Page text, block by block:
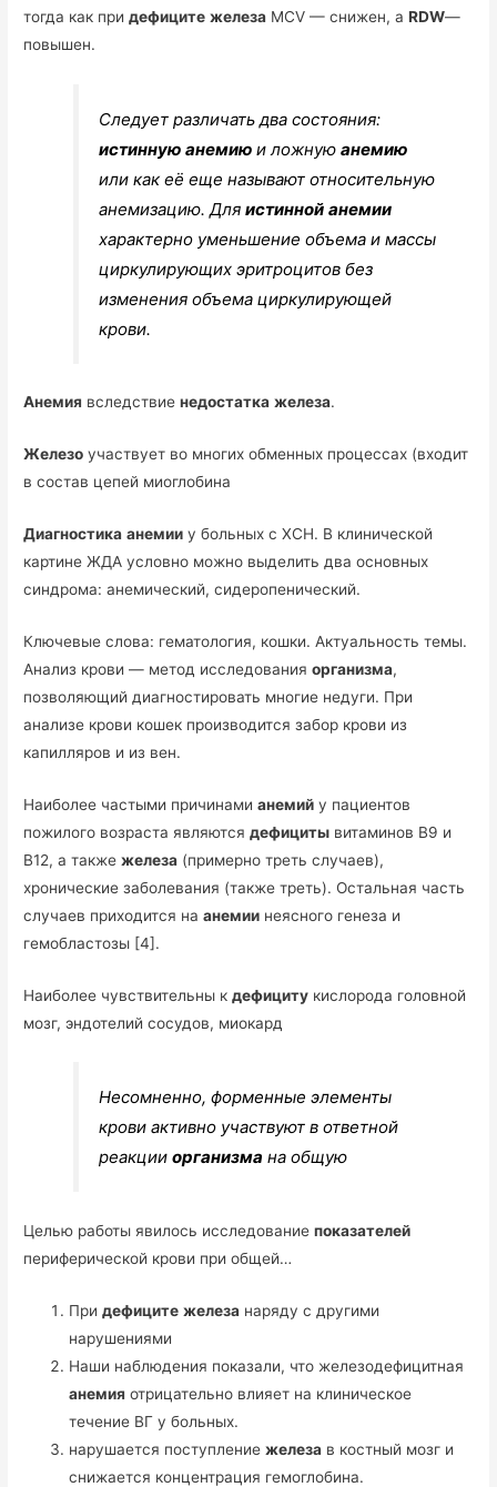
тогда как придефиците железа MCV — снижен, аRDW—
повышен.
Следует различать два состояния:
истинную анемию и ложнуюанемию
или как её еще называют относительную
анемизацию. Дляистинной анемии
характерно уменьшение объема и массы
циркулирующих эритроцитов без
изменения объема циркулирующей
крови.
Анемия вследствиенедостатка железа.
Железо участвует во многих обменных процессах (входит
в состав цепей миоглобина
Диагностика анемии у больных с ХСН. В клинической
картине ЖДА условно можно выделить два основных
синдрома: анемический, сидеропенический.
Ключевые слова: гематология, кошки. Актуальность темы.
Анализ крови — метод исследованияорганизма,
позволяющий диагностировать многие недуги. При
анализе крови кошек производится забор крови из
капилляров и из вен.
Наиболее частыми причинамианемий у пациентов
пожилого возраста являютсядефициты витаминов В9 и
В12, а такжежелеза (примерно треть случаев),
хронические заболевания (также треть). Остальная часть
случаев приходится наанемии неясного генеза и
гемобластозы [4].
Наиболее чувствительны кдефициту кислорода головной
мозг, эндотелий сосудов, миокард
Несомненно, форменные элементы
крови активно участвуют в ответной
реакцииорганизма на общую
Целью работы явилось исследованиепоказателей
периферической крови при общей…
Придефиците железа наряду с другими
нарушениями
Наши наблюдения показали, что железодефицитная
анемия отрицательно влияет на клиническое
течение ВГ у больных.
нарушается поступлениежелеза в костный мозг и
снижается концентрация гемоглобина.